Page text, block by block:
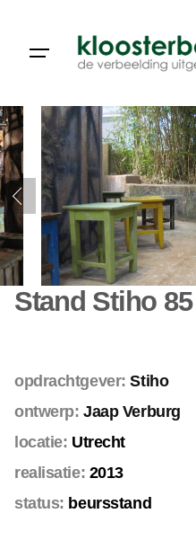
artikel
Stand Stiho 85
opdrachtgever: Stiho
ontwerp: Jaap Verburg
locatie: Utrecht
realisatie: 2013
status: beursstand